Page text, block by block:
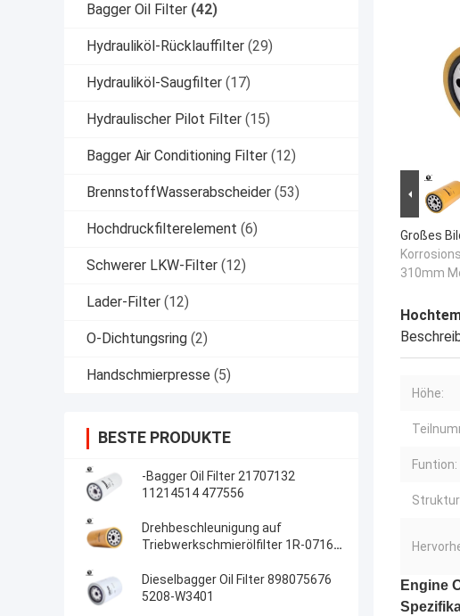
Bagger Oil Filter (42)
Hydrauliköl-Rücklauffilter (29)
Hydrauliköl-Saugfilter (17)
Hydraulischer Pilot Filter (15)
Bagger Air Conditioning Filter (12)
BrennstoffWasserabscheider (53)
Hochdruckfilterelement (6)
Schwerer LKW-Filter (12)
Lader-Filter (12)
O-Dichtungsring (2)
Handschmierpresse (5)
BESTE PRODUKTE
-Bagger Oil Filter 21707132
11214514 477556
Drehbeschleunigung auf
Triebwerkschmierölfilter 1R-0716
Dieselbagger Oil Filter 898075676
5208-W3401
Großes
310mm
Höhe:
Funtion:
Engine